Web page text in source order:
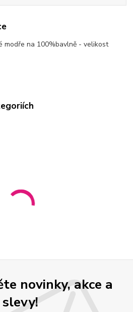
modře na 100%bavlně - velikost
novinky, akce a
slevy!